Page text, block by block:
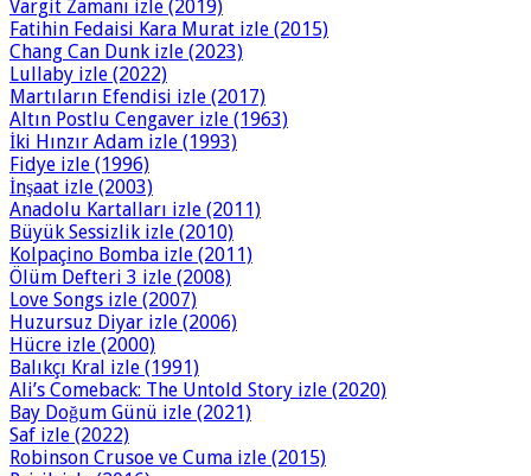
Vargit Zamanı izle (2019)
Fatihin Fedaisi Kara Murat izle (2015)
Chang Can Dunk izle (2023)
Lullaby izle (2022)
Martıların Efendisi izle (2017)
Altın Postlu Cengaver izle (1963)
İki Hınzır Adam izle (1993)
Fidye izle (1996)
İnşaat izle (2003)
Anadolu Kartalları izle (2011)
Büyük Sessizlik izle (2010)
Kolpaçino Bomba izle (2011)
Ölüm Defteri 3 izle (2008)
Love Songs izle (2007)
Huzursuz Diyar izle (2006)
Hücre izle (2000)
Balıkçı Kral izle (1991)
Ali’s Comeback: The Untold Story izle (2020)
Bay Doğum Günü izle (2021)
Saf izle (2022)
Robinson Crusoe ve Cuma izle (2015)